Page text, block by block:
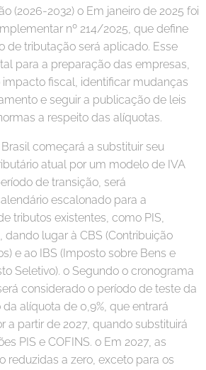
(2026-2032) o Em janeiro de 2025 foi
nº 214/2025, que define
de tributação será aplicado. Esse
para a preparação das empresas,
fiscal, identificar mudanças
e seguir a publicação de leis
a respeito das alíquotas.
começará a substituir seu
atual por um modelo de IVA
de transição, será
escalonado para a
tributos existentes, como PIS,
dando lugar à CBS (Contribuição
e ao IBS (Imposto sobre Bens e
Seletivo). o Segundo o cronograma
considerado o período de teste da
alíquota de 0,9%, que entrará
a partir de 2027, quando substituirá
PIS e COFINS. o Em 2027, as
reduzidas a zero, exceto para os